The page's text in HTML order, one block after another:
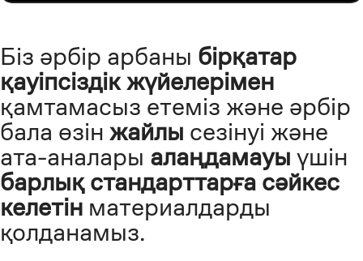
Біз әрбір арбаны бірқатар
қауіпсіздік жүйелерімен
қамтамасыз етеміз және әрбір
бала өзін жайлы сезінуі және
ата-аналары алаңдамауы үшін
барлық стандарттарға сәйкес
келетін материалдарды
қолданамыз.